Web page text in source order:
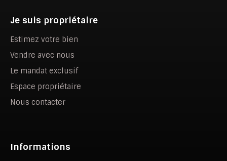
Je suis propriétaire
Estimez votre bien
Vendre avec nous
Le mandat exclusif
Espace propriétaire
Nous contacter
Informations